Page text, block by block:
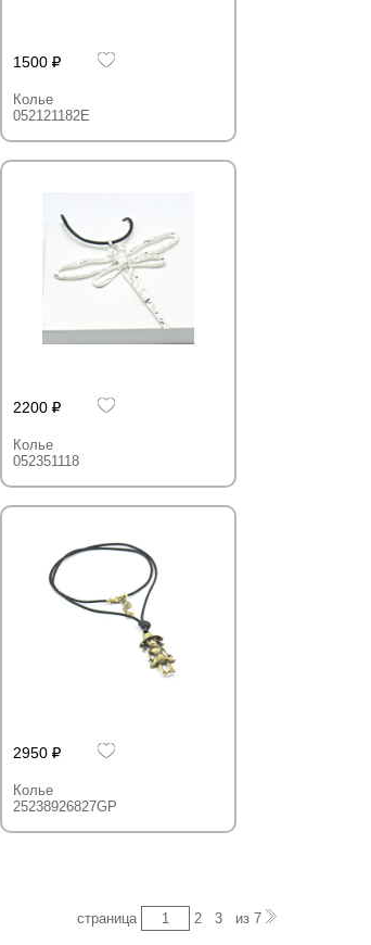
1500
Колье
052121182E
2200
Колье
052351118
2950
Колье
25238926827GP
страница 2 3 из 7